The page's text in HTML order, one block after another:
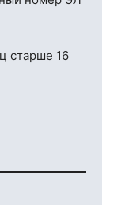
старше 16